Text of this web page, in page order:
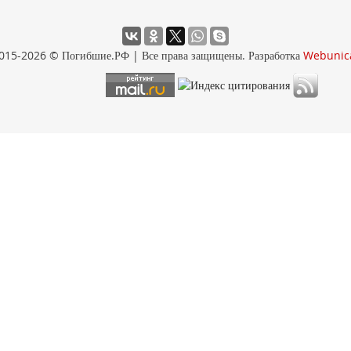
2026 © Погибшие.РФ | Все права защищены. Разработка